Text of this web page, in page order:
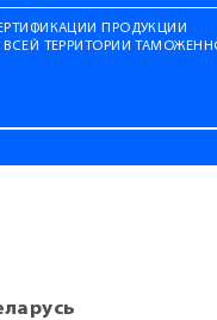
ПРОДУКЦИИ
ВСЕЙ ТЕРРИТОРИИ